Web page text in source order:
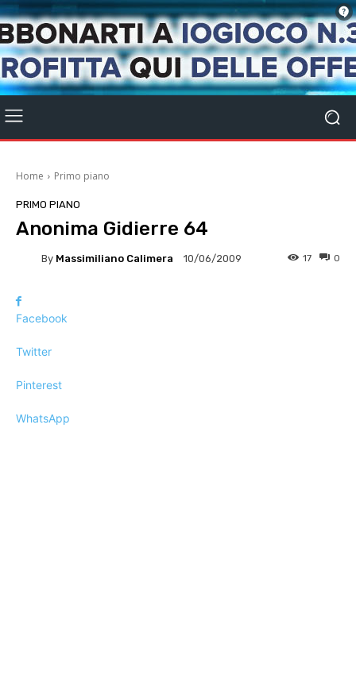
Home Primo piano
PRIMO PIANO
Anonima Gidierre 64
By Massimiliano Calimera 10/06/2009 0
17
Facebook
Twitter
Pinterest
WhatsApp